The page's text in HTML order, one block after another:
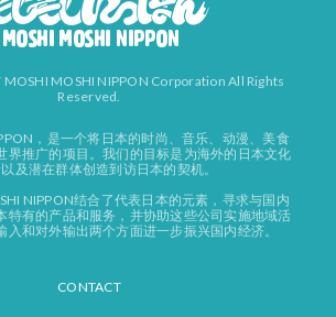
MOSHI NIPPON Corporation All Rights
Reserved.
，是一个将日本的时尚、音乐、动漫、美食
界推广的项目。我们的目标是为海外的日本文化
及潜在群体创造到访日本的契机。
NIPPON结合了代表日本的元素，寻求与国内
特有的产品和服务，并协助这些公司实施地域活
入和对外输出两个方面进一步振兴国内经济。
CONTACT